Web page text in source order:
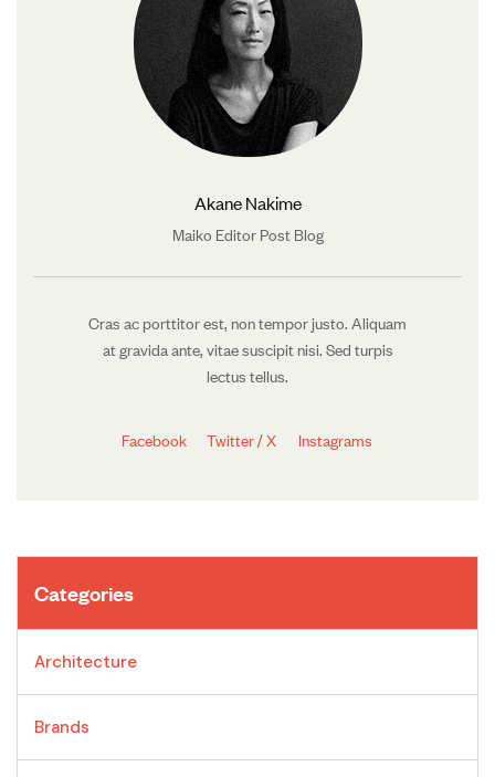
Akane Nakime
Maiko Editor Post Blog
Cras ac porttitor est, non tempor justo. Aliquam
at gravida ante, vitae suscipit nisi. Sed turpis
lectus tellus.
Facebook Twitter / X Instagrams
Categories
Architecture
Brands